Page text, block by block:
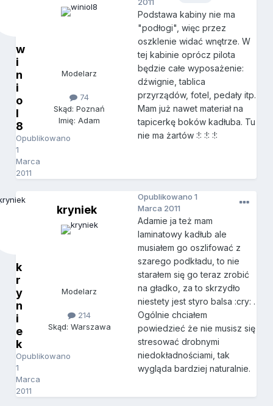
w
i
n
i
o
l
8
Opublikowano
1
Marca
2011
Modelarz
74
Skąd: Poznań
Imię: Adam
Podstawa kabiny nie ma
"podłogi", więc przez
oszklenie widać wnętrze. W
tej kabinie oprócz pilota
będzie całe wyposażenie:
dźwignie, tablica
przyrządów, fotel, pedały itp.
Mam już nawet materiał na
tapicerkę boków kadłuba. Tu
nie ma żartów :!: :!: :!:
k
r
y
n
i
e
k
Opublikowano
1
Marca
2011
kryniek
Modelarz
214
Skąd: Warszawa
Opublikowano1
Marca 2011
Adamie ja też mam
laminatowy kadłub ale
musiałem go oszlifować z
szarego podkładu, to nie
starałem się go teraz zrobić
na gładko, za to skrzydło
niestety jest styro balsa :cry: .
Ogólnie chciałem
powiedzieć że nie musisz się
stresować drobnymi
niedokładnościami, tak
wygląda bardziej naturalnie.